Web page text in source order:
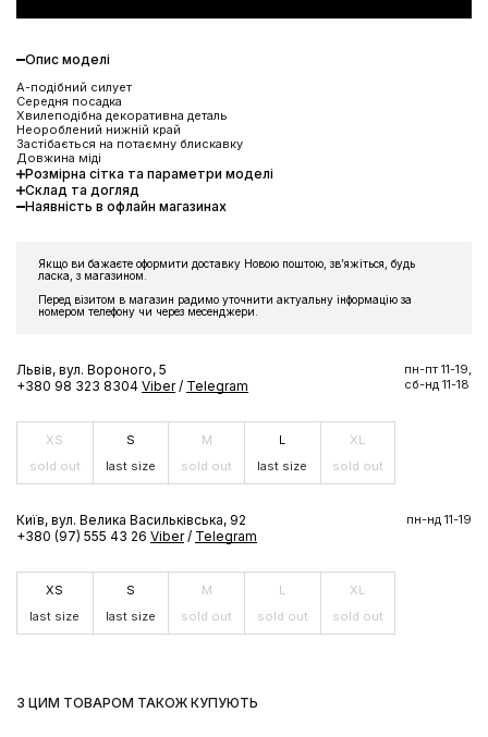
Опис моделі
А-подібний силует
Середня посадка
Хвилеподібна декоративна деталь
Неороблений нижній край
Застібається на потаємну блискавку
Довжина міді
Розмірна сітка та параметри моделі
Склад та догляд
Наявність в офлайн магазинах
Якщо ви бажаєте оформити доставку Новою поштою, звʼяжіться, будь
ласка, з магазином.
Перед візитом в магазин радимо уточнити актуальну інформацію за
номером телефону чи через месенджери.
Львів, вул. Вороного, 5
+380 98 323 8304 Viber / Telegram
пн-пт 11-19,
сб-нд 11-18
XS
sold out
S
last size
M
sold out
L
last size
XL
sold out
Київ, вул. Велика Васильківська, 92
+380 (97) 555 43 26 Viber / Telegram
пн-нд 11-19
XS
last size
S
last size
M
sold out
L
sold out
XL
sold out
З ЦИМ ТОВАРОМ ТАКОЖ КУПУЮТЬ
ЗНИЖКА 10% НА ПЕРШЕ
Підпишіться на розсилку та отримайте доступ до знижки та
ексклюзивних пропозицій бренду